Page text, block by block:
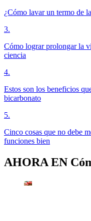
¿Cómo lavar un termo de
3.
Cómo lograr prolongar la
ciencia
4.
Estos son los beneficios
bicarbonato
5.
Cinco cosas que no debe
funciones bien
AHORA EN